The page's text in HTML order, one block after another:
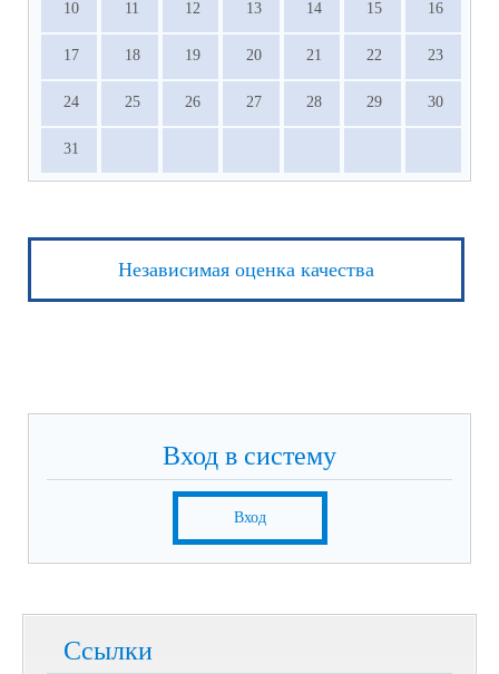
10 11 12 13 14 15 16
17 18 19 20 21 22 23
24 25 26 27 28 29 30
31
Независимая оценка качества
Вход в систему
Вход
Ссылки